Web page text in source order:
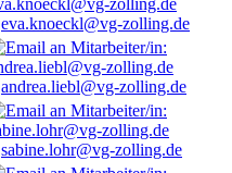
eva.knoeckl@vg-zolling.de
andrea.liebl@vg-zolling.de
sabine.lohr@vg-zolling.de